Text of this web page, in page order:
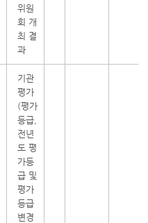
위원
회 개
최 결
과
기관
평가
(평가
등급,
전년
도 평
가등
급 및
평가
등급
변경